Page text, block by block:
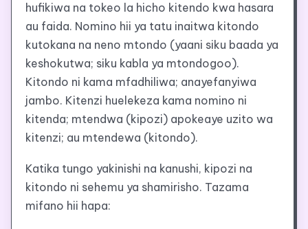
hufikiwa na tokeo la hicho kitendo kwa hasara
au faida. Nomino hii ya tatu inaitwa kitondo
kutokana na neno mtondo (yaani siku baada ya
keshokutwa; siku kabla ya mtondogoo).
Kitondo ni kama mfadhiliwa; anayefanyiwa
jambo. Kitenzi huelekeza kama nomino ni
kitenda; mtendwa (kipozi) apokeaye uzito wa
kitenzi; au mtendewa (kitondo).
Katika tungo yakinishi na kanushi, kipozi na
kitondo ni sehemu ya shamirisho. Tazama
mifano hii hapa: